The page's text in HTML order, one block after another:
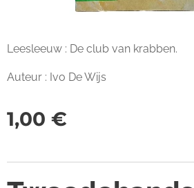
Leesleeuw : De club van krabben.
Auteur : Ivo De Wijs
1,00 €